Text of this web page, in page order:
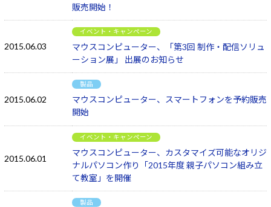
販売開始！
2015.06.03
イベント・キャンペーン
マウスコンピューター、「第3回 制作・配信ソリュ
ーション展」 出展のお知らせ
2015.06.02
製品
マウスコンピューター、スマートフォンを予約販売
開始
2015.06.01
イベント・キャンペーン
マウスコンピューター、カスタマイズ可能なオリジ
ナルパソコン作り「2015年度 親子パソコン組み立
て教室」を開催
製品